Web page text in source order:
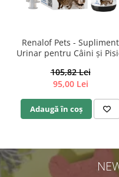
Renalof Pets - Supliment
Urinar pentru Câini și
105,82 Lei
95,00 Lei
Adaugă în coș